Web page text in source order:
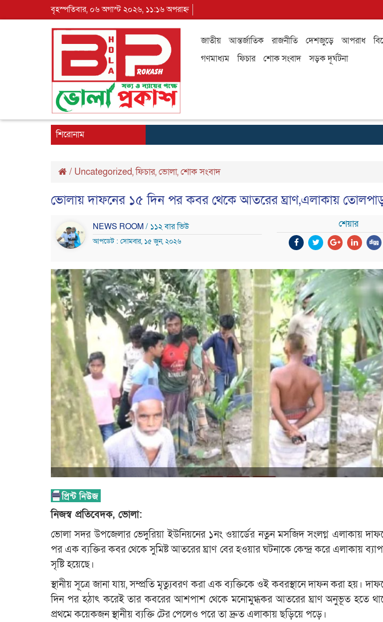
বৃহস্পতিবার, ০৬ অগাস্ট ২০২৬, ১১:১৬ অপরাহ্ন
জাতীয় আন্তর্জাতিক রাজনীতি দেশজুড়ে আপরাধ
গণমাধ্যম
ফিচার শোক সংবাদ সড়ক দূর্ঘটনা
শিরোনাম
/ Uncategorized,ফিচার,ভোলা,শোক সংবাদ
ভোলায় দাফনের ১৫ দিন পর কবর থেকে আতরের ঘ্রাণ,এলাকায়
NEWS ROOM/ ১১২ বার ভিউ
আপডেট : সোমবার, ১৫ জুন, ২০২৬
শেয়ার
নিজস্ব প্রতিবেদক, ভোলা:
ভোলা সদর উপজেলার ভেদুরিয়া ইউনিয়নের ১নং ওয়ার্ডের নতুন মসজিদ সংলগ্ন এলাকায়
পর এক ব্যক্তির কবর থেকে সুমিষ্ট আতরের ঘ্রাণ বের হওয়ার ঘটনাকে কেন্দ্র করে এলাকায়
সৃষ্টি হয়েছে।
স্থানীয় সূত্রে জানা যায়, সম্প্রতি মৃত্যুবরণ করা এক ব্যক্তিকে ওই কবরস্থানে দাফন করা হয়।
দিন পর হঠাৎ করেই তার কবরের আশপাশ থেকে মনোমুগ্ধকর আতরের ঘ্রাণ অনুভূত হতে
প্রথমে কয়েকজন স্থানীয় ব্যক্তি টের পেলেও পরে তা দ্রুত এলাকায় ছড়িয়ে পড়ে।